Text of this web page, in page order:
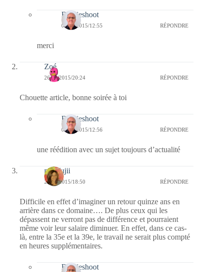
Bernieshoot
04/10/2015/12:55 RÉPONDRE
merci
Zoé
26/09/2015/20:24 RÉPONDRE
Chouette article, bonne soirée à toi
Bernieshoot
04/10/2015/12:56 RÉPONDRE
une réédition avec un sujet toujours d’actualité
missfujii
26/09/2015/18:50 RÉPONDRE
Difficile en effet d’imaginer un retour quinze ans en
arrière dans ce domaine…. De plus ceux qui les
dépassent ne verront pas de différence et pourraient
même voir leur salaire diminuer. En effet, dans ce cas-
là, entre la 35e et la 39e, le travail ne serait plus compté
en heures supplémentaires.
Bernieshoot